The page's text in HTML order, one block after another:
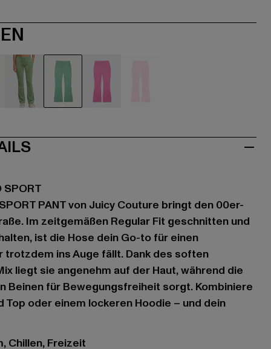
SPORT
SPORT PANT von Juicy Couture bringt den 00er-
Im zeitgemäßen Regular Fit geschnitten und
ist die Hose dein Go-to für einen
trotzdem ins Auge fällt. Dank des soften
liegt sie angenehm auf der Haut, während die
Beinen für Bewegungsfreiheit sorgt. Kombiniere
Top oder einem lockeren Hoodie – und dein
Chillen, Freizeit